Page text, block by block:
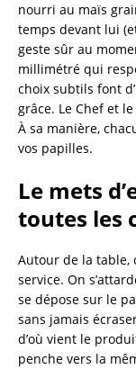
nourri au maïs
temps devant lui
geste sûr au
millimétré qui
choix subtils font
grâce. Le Chef et
À sa manière,
vos papilles.
Le mets
toutes les
Autour de la table,
service. On
se dépose sur le
sans jamais
d’où vient le
penche vers la